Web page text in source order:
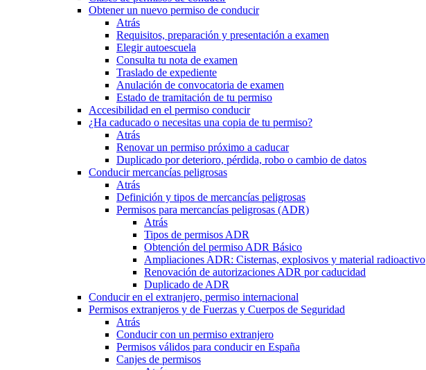
Obtener un nuevo permiso de conducir
Atrás
Requisitos, preparación y presentación a examen
Elegir autoescuela
Consulta tu nota de examen
Traslado de expediente
Anulación de convocatoria de examen
Estado de tramitación de tu permiso
Accesibilidad en el permiso conducir
¿Ha caducado o necesitas una copia de tu permiso?
Atrás
Renovar un permiso próximo a caducar
Duplicado por deterioro, pérdida, robo o cambio de datos
Conducir mercancías peligrosas
Atrás
Definición y tipos de mercancías peligrosas
Permisos para mercancías peligrosas (ADR)
Atrás
Tipos de permisos ADR
Obtención del permiso ADR Básico
Ampliaciones ADR: Cisternas, explosivos y material radioactivo
Renovación de autorizaciones ADR por caducidad
Duplicado de ADR
Conducir en el extranjero, permiso internacional
Permisos extranjeros y de Fuerzas y Cuerpos de Seguridad
Atrás
Conducir con un permiso extranjero
Permisos válidos para conducir en España
Canjes de permisos